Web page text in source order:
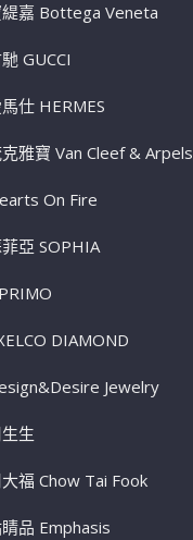
緹嘉 Bottega Veneta
GUCCI
仕 HERMES
雅寶 Van Cleef & Arpels
On Fire
亞 SOPHIA
DIAMOND
Jewelry
生
福 Chow Tai Fook
品 Emphasis